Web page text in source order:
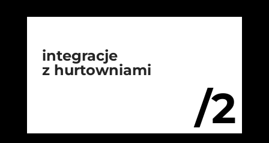
/2
integracje
z hurtowniami